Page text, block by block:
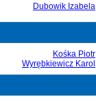
Dubowik Izabela
Kośka Piotr
Wyrębkiewicz Karol